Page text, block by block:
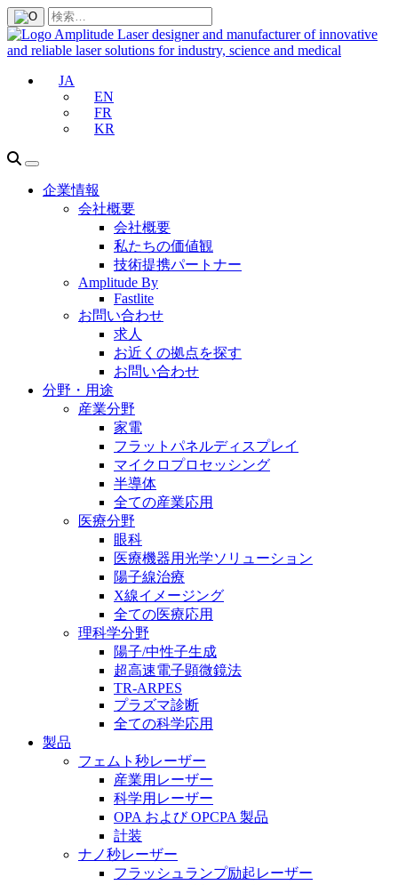
JA
EN
FR
KR
企業情報
会社概要
会社概要
私たちの価値観
技術提携パートナー
Amplitude By
Fastlite
お問い合わせ
求人
お近くの拠点を探す
お問い合わせ
分野・用途
産業分野
家電
フラットパネルディスプレイ
マイクロプロセッシング
半導体
全ての産業応用
医療分野
眼科
医療機器用光学ソリューション
陽子線治療
X線イメージング
全ての医療応用
理科学分野
陽子/中性子生成
超高速電子顕微鏡法
TR-ARPES
プラズマ診断
全ての科学応用
製品
フェムト秒レーザー
産業用レーザー
科学用レーザー
OPA および OPCPA 製品
計装
ナノ秒レーザー
フラッシュランプ励起レーザー